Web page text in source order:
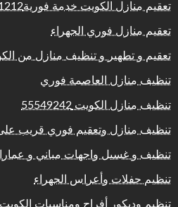
تعقيم منازل الكويت خدمة فورية65781212
تعقيم منازل فوري الجهراء
تعقيم و تطهير و تنظيف منازل من
تنظيف منازل العاصمة فوري
تنظيف منازل الكويت 55549242
تنظيف منازل وتعقيم فوري قريب
تنظيف و غسيل واجهات مباني و
تنظيم حفلات وأعراس الجهراء
تنظيم وديكور أفراح ومناسبات الكويت